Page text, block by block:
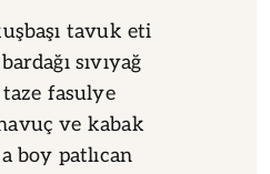
tavuk eti
sıvıyağ
fasulye
ve kabak
boy patlıcan